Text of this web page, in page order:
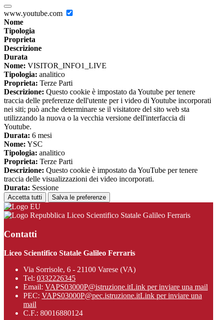
www.youtube.com
Nome
Tipologia
Proprieta
Descrizione
Durata
Nome: VISITOR_INFO1_LIVE
Tipologia: analitico
Proprieta: Terze Parti
Descrizione: Questo cookie è impostato da Youtube per tenere
traccia delle preferenze dell'utente per i video di Youtube incorporati
nei siti; può anche determinare se il visitatore del sito web sta
utilizzando la nuova o la vecchia versione dell'interfaccia di
Youtube.
Durata: 6 mesi
Nome: YSC
Tipologia: analitico
Proprieta: Terze Parti
Descrizione: Questo cookie è impostato da YouTube per tenere
traccia delle visualizzazioni dei video incorporati.
Durata: Sessione
Accetta tutti Salva le preferenze
Liceo Scientifico Statale Galileo Ferraris
Contatti
Liceo Scientifico Statale Galileo Ferraris
Via Sorrisole, 6 - 21100 Varese (VA)
Tel: 0332226345
Email: VAPS03000P@istruzione.itLink per inviare una mail
PEC: VAPS03000P@pec.istruzione.itLink per inviare una
mail
C.F.: 80016880124